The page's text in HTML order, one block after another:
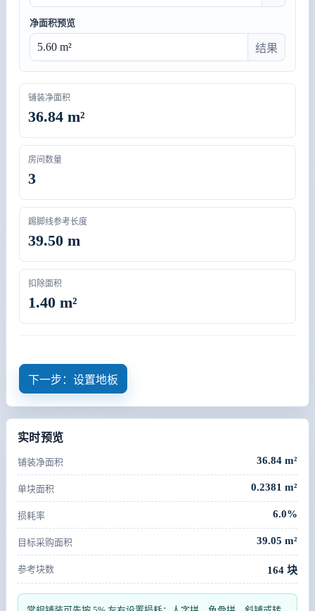
净面积预览
结果
铺装净面积
36.84 m²
房间数量
3
踢脚线参考长度
39.50 m
扣除面积
1.40 m²
下一步：设置地板
实时预览
铺装净面积 36.84 m²
单块面积 0.2381 m²
损耗率 6.0%
目标采购面积 39.05 m²
参考块数 164 块